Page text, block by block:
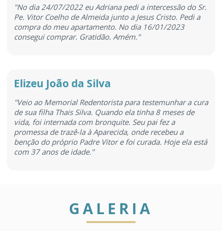
"No dia 24/07/2022 eu Adriana pedi a intercessão do Sr.
Pe. Vitor Coelho de Almeida junto a Jesus Cristo. Pedi a
compra do meu apartamento. No dia 16/01/2023
consegui comprar. Gratidão. Amém."
Elizeu João da Silva
"Veio ao Memorial Redentorista para testemunhar a cura
de sua filha Thais Silva. Quando ela tinha 8 meses de
vida, foi internada com bronquite. Seu pai fez a
promessa de trazê-la à Aparecida, onde recebeu a
benção do próprio Padre Vitor e foi curada. Hoje ela está
com 37 anos de idade."
GALERIA